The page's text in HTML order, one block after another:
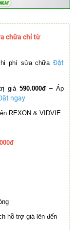
chữa chỉ từ
phí sửa chữa Đặt
giá 590.000đ –Áp
ngay
REXON & VIDVIE
hỗ trợ giá lên đến